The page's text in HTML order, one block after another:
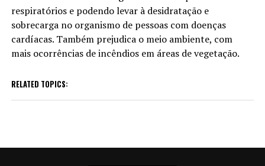
respiratórios e podendo levar à desidratação e
sobrecarga no organismo de pessoas com doenças
cardíacas. Também prejudica o meio ambiente, com
mais ocorrências de incêndios em áreas de vegetação.
RELATED TOPICS: